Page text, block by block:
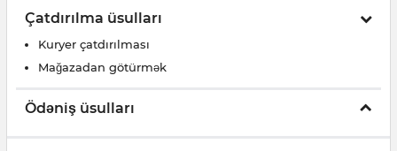
Çatdırılma üsulları
Kuryer çatdırılması
Mağazadan götürmək
Ödəniş üsulları